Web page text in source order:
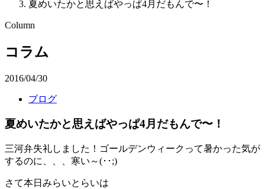
夏めいたかと思えばやっぱ4月だもんで〜！
Column
コラム
2016/04/30
ブログ
夏めいたかと思えばやっぱ4月だもんで〜！
三河弁失礼しました！ゴールデンウィークって暑かった気が
するのに、、、寒い～(･･;)
さて本日みらいとらいは